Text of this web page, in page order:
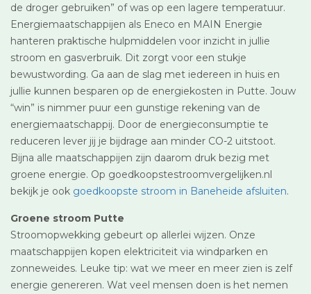
de droger gebruiken” of was op een lagere temperatuur.
Energiemaatschappijen als Eneco en MAIN Energie
hanteren praktische hulpmiddelen voor inzicht in jullie
stroom en gasverbruik. Dit zorgt voor een stukje
bewustwording. Ga aan de slag met iedereen in huis en
jullie kunnen besparen op de energiekosten in Putte. Jouw
“win” is nimmer puur een gunstige rekening van de
energiemaatschappij. Door de energieconsumptie te
reduceren lever jij je bijdrage aan minder CO-2 uitstoot.
Bijna alle maatschappijen zijn daarom druk bezig met
groene energie. Op goedkoopstestroomvergelijken.nl
bekijk je ook goedkoopste stroom in Baneheide afsluiten.
Groene stroom Putte
Stroomopwekking gebeurt op allerlei wijzen. Onze
maatschappijen kopen elektriciteit via windparken en
zonneweides. Leuke tip: wat we meer en meer zien is zelf
energie genereren. Wat veel mensen doen is het nemen